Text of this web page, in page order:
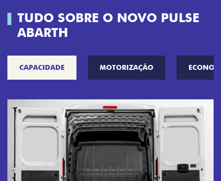
TUDO SOBRE O NOVO PULSE
ABARTH
CAPACIDADE MOTORIZAÇÃO